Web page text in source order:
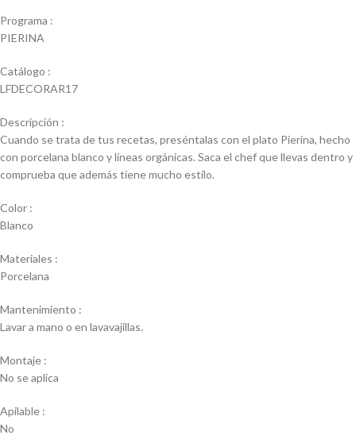
Programa :
PIERINA
Catálogo :
LFDECORAR17
Descripción :
Cuando se trata de tus recetas, preséntalas con el plato Pierina, hecho
con porcelana blanco y líneas orgánicas. Saca el chef que llevas dentro y
comprueba que además tiene mucho estilo.
Color :
Blanco
Materiales :
Porcelana
Mantenimiento :
Lavar a mano o en lavavajillas.
Montaje :
No se aplica
Apilable :
No